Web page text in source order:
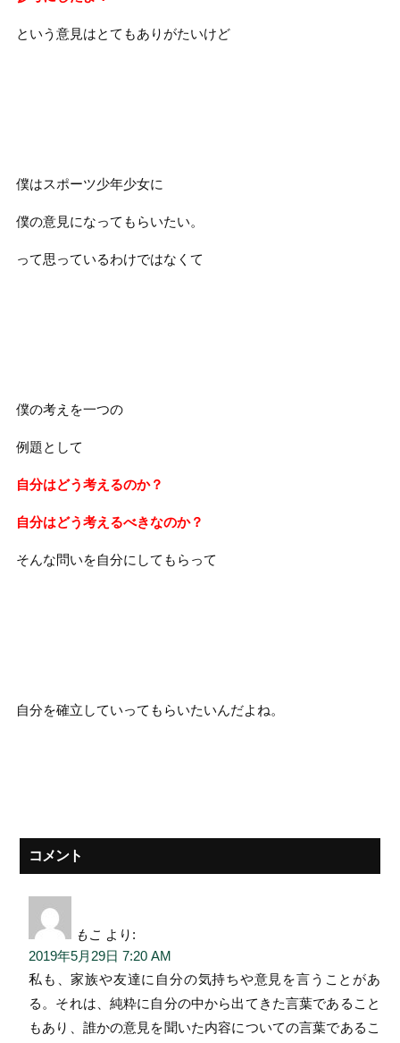
という意見はとてもありがたいけど
僕はスポーツ少年少女に
僕の意見になってもらいたい。
って思っているわけではなくて
僕の考えを一つの
例題として
自分はどう考えるのか？
自分はどう考えるべきなのか？
そんな問いを自分にしてもらって
自分を確立していってもらいたいんだよね。
コメント
もこ より:
2019年5月29日 7:20 AM
私も、家族や友達に自分の気持ちや意見を言うことがあ
る。それは、純粋に自分の中から出てきた言葉であること
もあり、誰かの意見を聞いた内容についての言葉であるこ